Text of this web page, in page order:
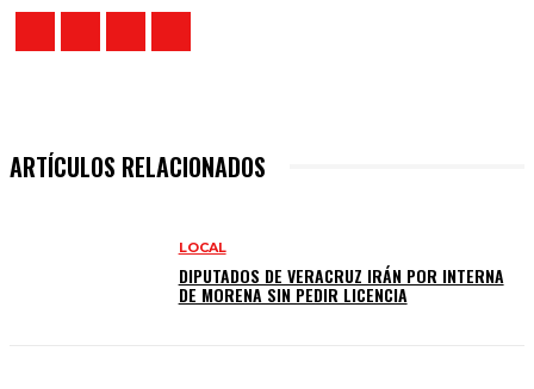
ARTÍCULOS RELACIONADOS
LOCAL
DIPUTADOS DE VERACRUZ IRÁN POR INTERNA
DE MORENA SIN PEDIR LICENCIA